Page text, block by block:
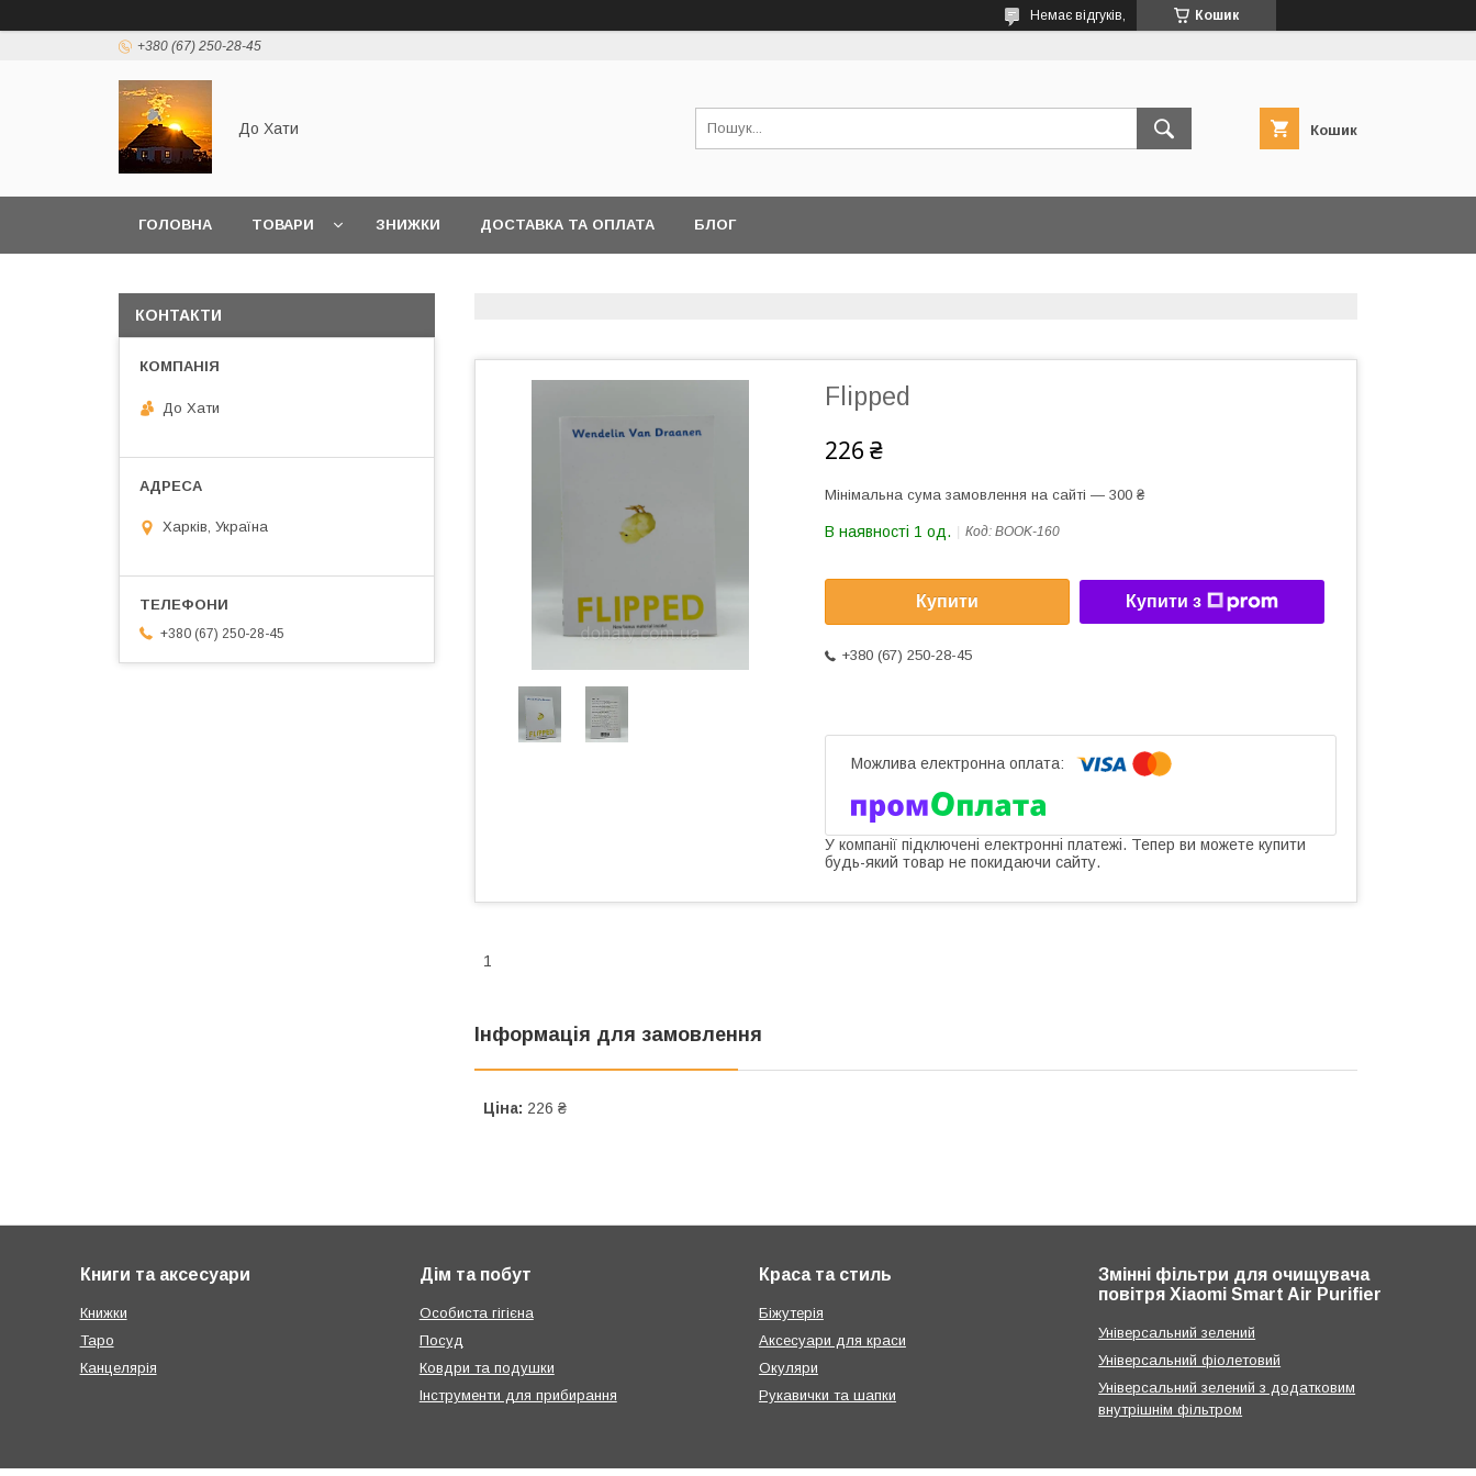
Кошик
Немає відгуків,
+380 (67) 250-28-45
До Хати Кошик
ГОЛОВНА ТОВАРИ ЗНИЖКИ ДОСТАВКА ТА ОПЛАТА БЛОГ
Flipped
226 ₴
Мінімальна сума замовлення на сайті — 300 ₴
В наявності 1 од. Код: BOOK-160
Купити Купити з
+380 (67) 250-28-45
У компанії підключені електронні платежі. Тепер ви можете купити
будь-який товар не покидаючи сайту.
1
Інформація для замовлення
Ціна: 226 ₴
КОНТАКТИ
До Хати
Харків, Україна
+380 (67) 250-28-45
Книги та аксесуари
Книжки
Таро
Канцелярія
Дім та побут
Особиста гігієна
Посуд
Ковдри та подушки
Інструменти для прибирання
Краса та стиль
Біжутерія
Аксесуари для краси
Окуляри
Рукавички та шапки
Змінні фільтри для очищувача
повітря Xiaomi Smart Air Purifier
Універсальний зелений
Універсальний фіолетовий
Універсальний зелений з додатковим
внутрішнім фільтром